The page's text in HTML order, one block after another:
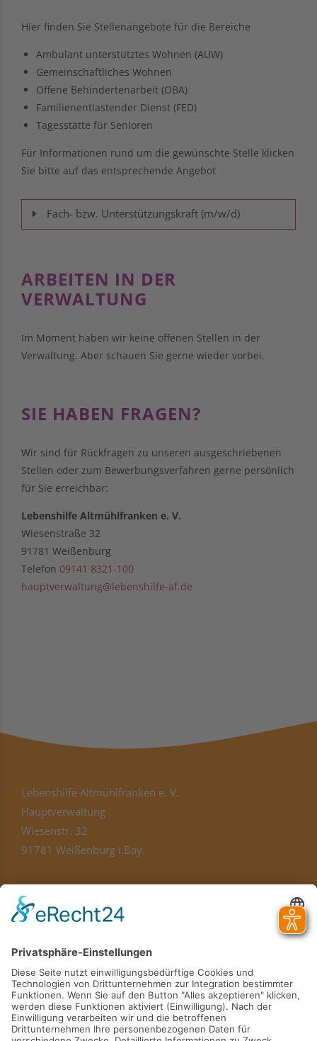
Hier finden Sie Stellenangebote für die Bereiche
Ambulant unterstütztes Wohnen (AUW)
Gemeinschaftliches Wohnen
Offene Behindertenarbeit (OBA)
Familienentlastender Dienst (FED)
Tagesstätte für Senioren
Für Informationen rund um die gewünschte Stelle klicken
Sie bitte auf das entsprechende Angebot
Fach- bzw. Unterstützungskraft (m/w/d)
ARBEITEN IN DER
VERWALTUNG
Im Moment haben wir keine offenen Stellen in der
Verwaltung. Aber schauen Sie gerne wieder vorbei.
SIE HABEN FRAGEN?
Wir sind für Rückfragen zu unseren ausgeschriebenen
Stellen oder zum Bewerbungsverfahren gerne persönlich
für Sie erreichbar:
Lebenshilfe Altmühlfranken e. V.
Wiesenstraße 32
91781 Weißenburg
Telefon 09141 8321-100
hauptverwaltung@lebenshilfe-af.de
Lebenshilfe Altmühlfranken e. V.
Hauptverwaltung
Wiesenstr. 32
91781 Weißenburg i.Bay.
hauptverwaltung@lebenshilfe-af.de
Telefon09141 8321-100
Kontakt
Karriere
Verein